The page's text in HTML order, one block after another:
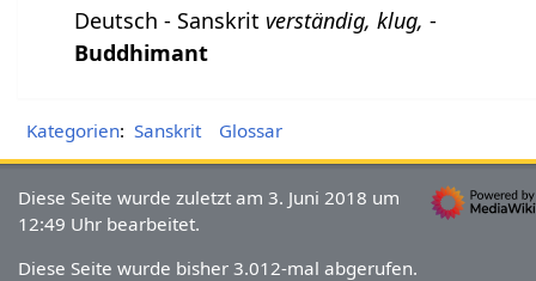
Deutsch - Sanskrit verständig, klug,-
Buddhimant
Kategorien: Sanskrit Glossar
Diese Seite wurde zuletzt am 3. Juni 2018 um
12:49 Uhr bearbeitet.
Diese Seite wurde bisher 3.012-mal abgerufen.